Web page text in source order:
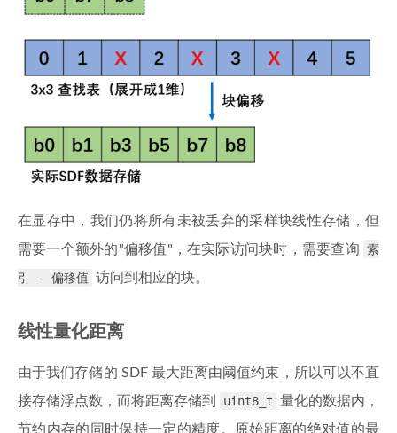
在显存中，我们仍将所有未被丢弃的采样块线性存储，但
需要一个额外的"偏移值"，在实际访问块时，需要查询
索
引 - 偏移值 访问到相应的块。
线性量化距离
由于我们存储的 SDF 最大距离由阈值约束，所以可以不直
接存储浮点数，而将距离存储到
uint8_t 量化的数据内，
节约内存的同时保持一定的精度。原始距离的绝对值的最